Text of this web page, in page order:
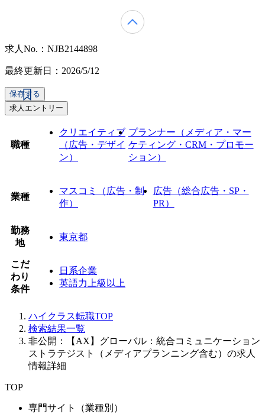
求人No.：NJB2144898
最終更新日：2026/5/12
保存する
求人エントリー
職種
クリエイティブ
（広告・デザイ
ン）
プランナー（メディア・マー
ケティング・CRM・プロモー
ション）
業種
マスコミ（広告・制
作）
広告（総合広告・SP・
PR）
勤務
地
東京都
こだ
わり
条件
日系企業
英語力上級以上
ハイクラス転職TOP
検索結果一覧
非公開：【AX】グローバル：統合コミュニケーション
ストラテジスト（メディアプランニング含む）の求人
情報詳細
TOP
専門サイト（業種別）